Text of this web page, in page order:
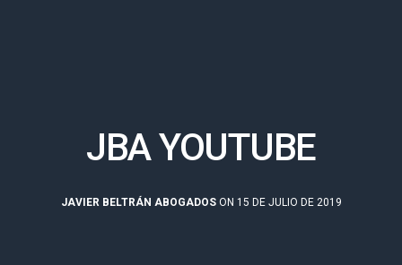
JBA YOUTUBE
JAVIER BELTRÁN ABOGADOSON 15 DE JULIO DE 2019